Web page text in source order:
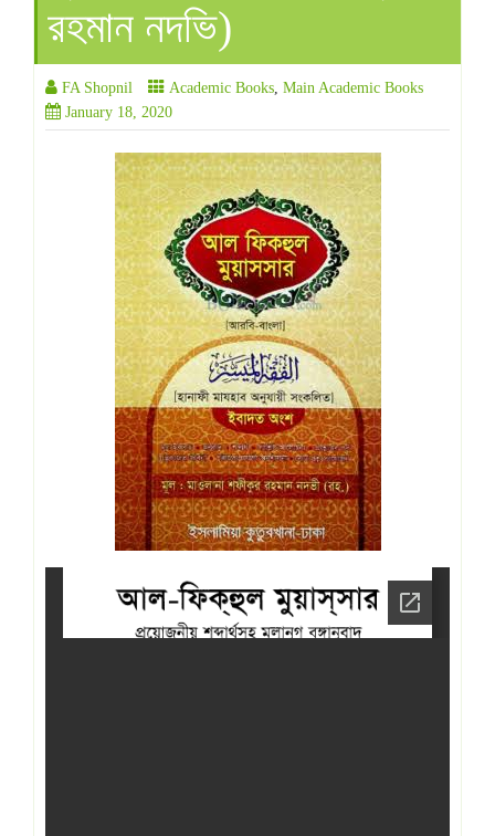
রহমান নদভি)
FA Shopnil Academic Books Main Academic Books
January 18, 2020